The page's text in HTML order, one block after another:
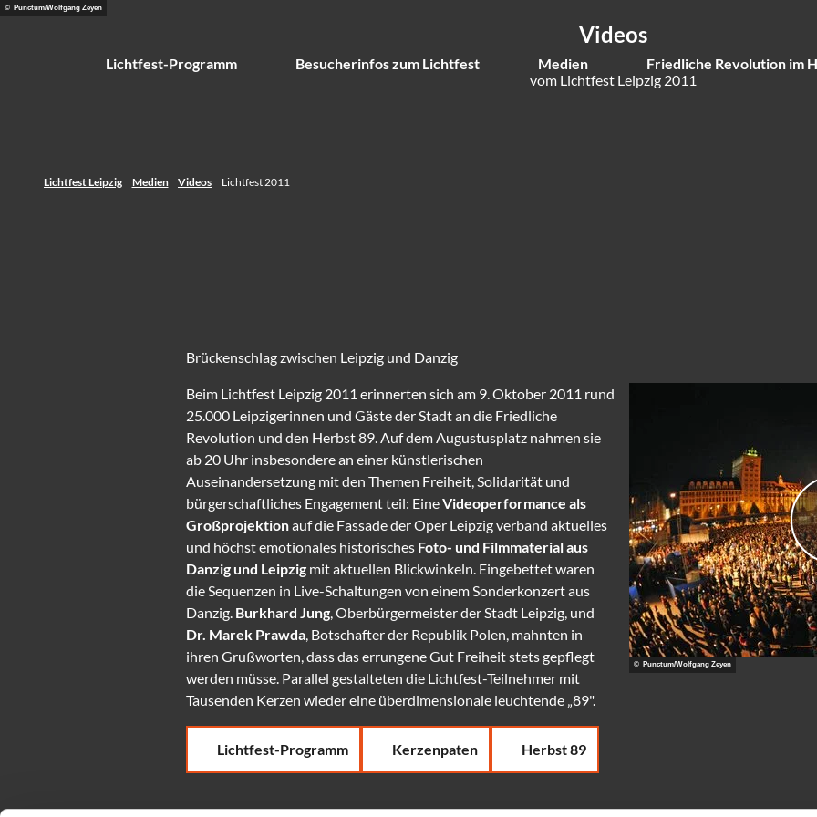
Z
Lichtfest-Programm Besucherinfos zum Lichtfest Medien Friedliche Revolution im
© Punctum/Wolfgang Zeyen
Videos
vom Lichtfest Leipzig 2011
Lichtfest Leipzig Medien Videos Lichtfest 2011
Brückenschlag zwischen Leipzig und Danzig
© Punctum/Wolfgang Zeyen
Beim Lichtfest Leipzig 2011 erinnerten sich am 9. Oktober 2011 rund
25.000 Leipzigerinnen und Gäste der Stadt an die Friedliche
Revolution und den Herbst 89. Auf dem Augustusplatz nahmen sie
ab 20 Uhr insbesondere an einer künstlerischen
Auseinandersetzung mit den Themen Freiheit, Solidarität und
bürgerschaftliches Engagement teil: EineVideoperformance als
Großprojektionauf die Fassade der Oper Leipzig verband aktuelles
und höchst emotionales historisches Foto- und Filmmaterial aus
Danzig und Leipzig mit aktuellen Blickwinkeln. Eingebettet waren
die Sequenzen in Live-Schaltungen von einem Sonderkonzert aus
Danzig. Burkhard Jung, Oberbürgermeister der Stadt Leipzig, und
Dr. Marek Prawda, Botschafter der Republik Polen, mahnten in
ihren Grußworten, dass das errungene Gut Freiheit stets gepflegt
werden müsse. Parallel gestalteten die Lichtfest-Teilnehmer mit
Tausenden Kerzen wieder eine überdimensionale leuchtende „89".
Lichtfest-Programm Kerzenpaten Herbst 89